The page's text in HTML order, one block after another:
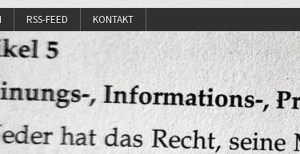
RSS-FEED KONTAKT